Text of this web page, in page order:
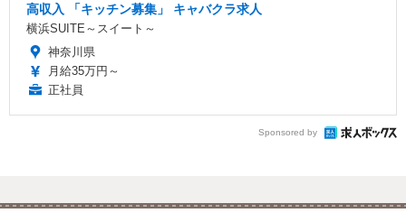
高収入 「キッチン募集」 キャバクラ求人
横浜SUITE～スイート～
神奈川県
月給35万円～
正社員
Sponsored by